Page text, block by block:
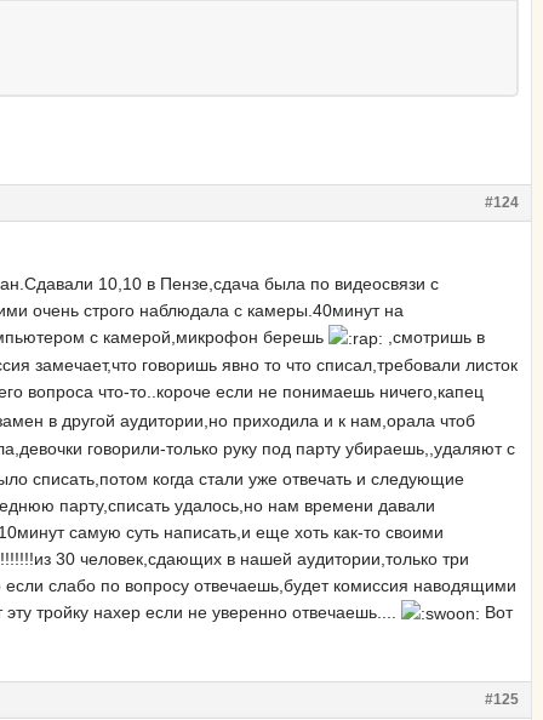
#124
10,10 в Пензе,сдача была по видеосвязи с
очень строго наблюдала с камеры.40минут на
с камерой,микрофон берешь
,смотришь в
замечает,что говоришь явно то что списал,требовали листок
вопроса что-то..короче если не понимаешь ничего,капец
в другой аудитории,но приходила и к нам,орала чтоб
говорили-только руку под парту убираешь,,удаляют с
списать,потом когда стали уже отвечать и следующие
парту,списать удалось,но нам времени давали
самую суть написать,и еще хоть как-то своими
30 человек,сдающих в нашей аудитории,только три
слабо по вопросу отвечаешь,будет комиссия наводящими
тройку нахер если не уверенно отвечаешь....
Вот
#125